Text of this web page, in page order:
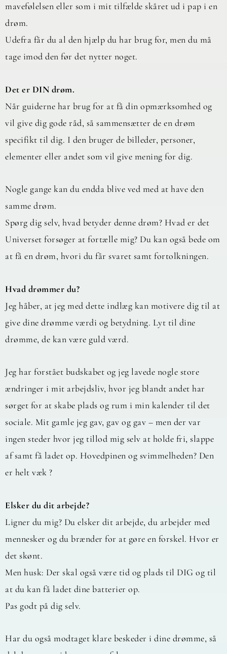
mavefølelsen eller som i mit tilfælde skåret ud i pap i en
drøm.
Udefra får du al den hjælp du har brug for, men du må
tage imod den før det nytter noget.
Det er DIN drøm.
Når guiderne har brug for at få din opmærksomhed og
vil give dig gode råd, så sammensætter de en drøm
specifikt til dig. I den bruger de billeder, personer,
elementer eller andet som vil give mening for dig.
Nogle gange kan du endda blive ved med at have den
samme drøm.
Spørg dig selv, hvad betyder denne drøm? Hvad er det
Universet forsøger at fortælle mig? Du kan også bede om
at få en drøm, hvori du får svaret samt fortolkningen.
Hvad drømmer du?
Jeg håber, at jeg med dette indlæg kan motivere dig til at
give dine drømme værdi og betydning. Lyt til dine
drømme, de kan være guld værd.
Jeg har forstået budskabet og jeg lavede nogle store
ændringer i mit arbejdsliv, hvor jeg blandt andet har
sørget for at skabe plads og rum i min kalender til det
sociale. Mit gamle jeg gav, gav og gav – men der var
ingen steder hvor jeg tillod mig selv at holde fri, slappe
af samt få ladet op. Hovedpinen og svimmelheden? Den
er helt væk ?
Elsker du dit arbejde?
Ligner du mig? Du elsker dit arbejde, du arbejder med
mennesker og du brænder for at gøre en forskel. Hvor er
det skønt.
Men husk: Der skal også være tid og plads til DIG og til
at du kan få ladet dine batterier op.
Pas godt på dig selv.
Har du også modtaget klare beskeder i dine drømme, så